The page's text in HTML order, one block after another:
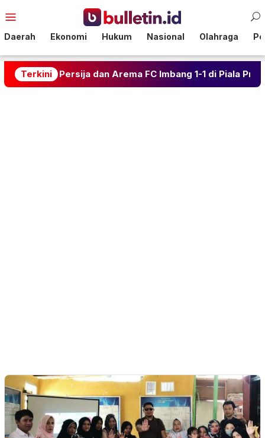
ke
Mobile
Daerah Ekonomi Hukum Nasional Olahraga
Terkini
Persija dan Arema FC Imbang 1-1 di Piala Presiden